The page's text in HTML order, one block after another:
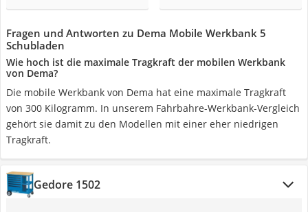
Fragen und Antworten zu Dema Mobile Werkbank 5
Schubladen
Wie hoch ist die maximale Tragkraft der mobilen Werkbank
von Dema?
Die mobile Werkbank von Dema hat eine maximale Tragkraft
von 300 Kilogramm. In unserem Fahrbahre-Werkbank-Vergleich
gehört sie damit zu den Modellen mit einer eher niedrigen
Tragkraft.
Gedore 1502